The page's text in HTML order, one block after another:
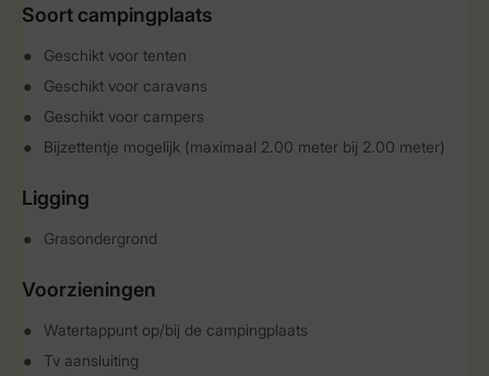
Soort campingplaats
Geschikt voor tenten
Geschikt voor caravans
Geschikt voor campers
Bijzettentje mogelijk (maximaal 2.00 meter bij 2.00 meter)
Ligging
Grasondergrond
Voorzieningen
Watertappunt op/bij de campingplaats
Tv aansluiting